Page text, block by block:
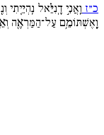
כ״ז וַֽאֲנִ֣י דָֽנִיֵּ֗אל
וָֽאֶשְׁתּוֹמֵ֥ם עַל־הַמַּרְאֶ֖ה